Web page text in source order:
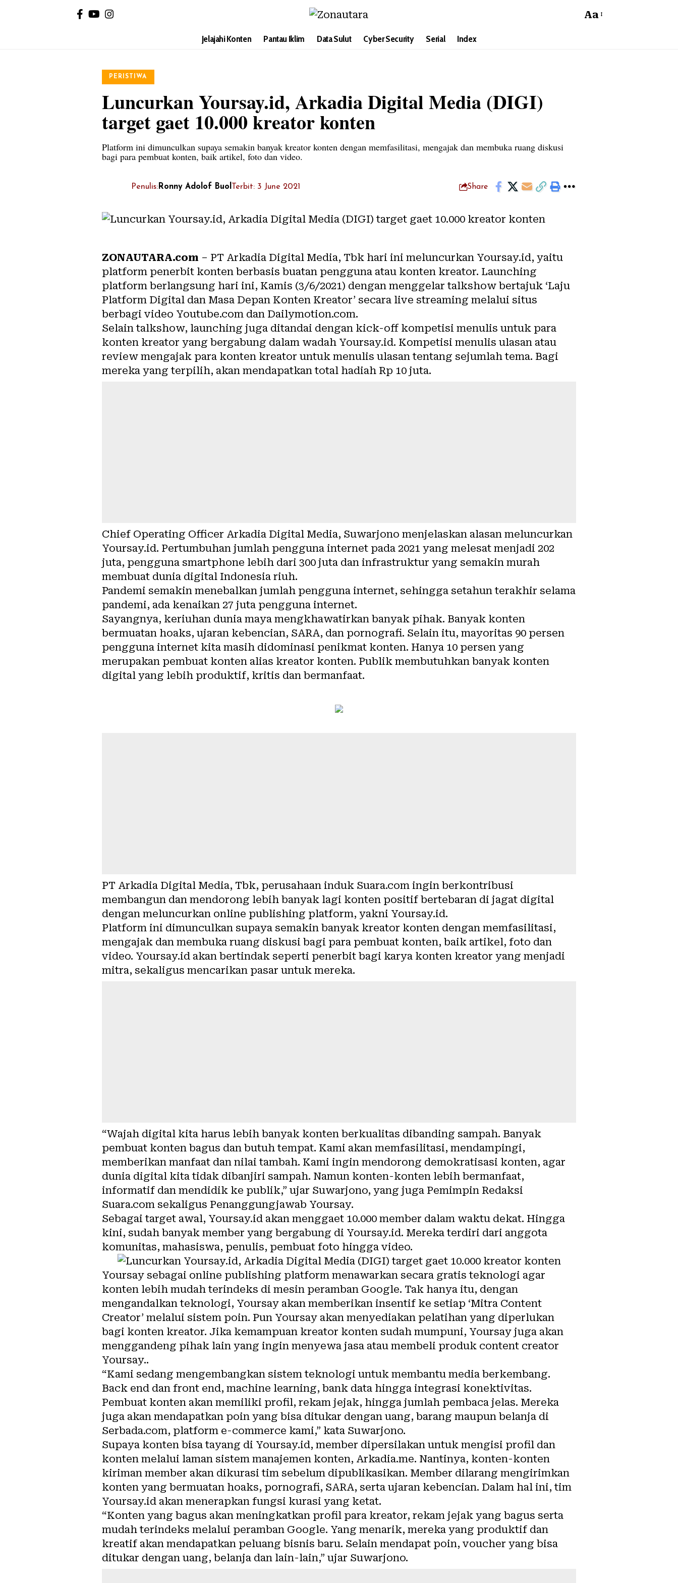
Aa
Jelajahi Konten Pantau Iklim Data Sulut Cyber Security Serial Index
PERISTIWA
Luncurkan Yoursay.id, Arkadia Digital Media (DIGI)
target gaet 10.000 kreator konten
Platform ini dimunculkan supaya semakin banyak kreator konten dengan memfasilitasi, mengajak dan membuka ruang diskusi
bagi para pembuat konten, baik artikel, foto dan video.
Penulis: Ronny Adolof Buol Terbit: 3 June 2021 Share
ZONAUTARA.com – PT Arkadia Digital Media, Tbk hari ini meluncurkan Yoursay.id, yaitu
platform penerbit konten berbasis buatan pengguna atau konten kreator. Launching
platform berlangsung hari ini, Kamis (3/6/2021) dengan menggelar talkshow bertajuk ‘Laju
Platform Digital dan Masa Depan Konten Kreator’ secara live streaming melalui situs
berbagi video Youtube.com dan Dailymotion.com.
Selain talkshow, launching juga ditandai dengan kick-off kompetisi menulis untuk para
konten kreator yang bergabung dalam wadah Yoursay.id. Kompetisi menulis ulasan atau
review mengajak para konten kreator untuk menulis ulasan tentang sejumlah tema. Bagi
mereka yang terpilih, akan mendapatkan total hadiah Rp 10 juta.
Chief Operating Officer Arkadia Digital Media, Suwarjono menjelaskan alasan meluncurkan
Yoursay.id. Pertumbuhan jumlah pengguna internet pada 2021 yang melesat menjadi 202
juta, pengguna smartphone lebih dari 300 juta dan infrastruktur yang semakin murah
membuat dunia digital Indonesia riuh.
Pandemi semakin menebalkan jumlah pengguna internet, sehingga setahun terakhir selama
pandemi, ada kenaikan 27 juta pengguna internet.
Sayangnya, keriuhan dunia maya mengkhawatirkan banyak pihak. Banyak konten
bermuatan hoaks, ujaran kebencian, SARA, dan pornografi. Selain itu, mayoritas 90 persen
pengguna internet kita masih didominasi penikmat konten. Hanya 10 persen yang
merupakan pembuat konten alias kreator konten. Publik membutuhkan banyak konten
digital yang lebih produktif, kritis dan bermanfaat.
PT Arkadia Digital Media, Tbk, perusahaan induk Suara.com ingin berkontribusi
membangun dan mendorong lebih banyak lagi konten positif bertebaran di jagat digital
dengan meluncurkan online publishing platform, yakni Yoursay.id.
Platform ini dimunculkan supaya semakin banyak kreator konten dengan memfasilitasi,
mengajak dan membuka ruang diskusi bagi para pembuat konten, baik artikel, foto dan
video. Yoursay.id akan bertindak seperti penerbit bagi karya konten kreator yang menjadi
mitra, sekaligus mencarikan pasar untuk mereka.
“Wajah digital kita harus lebih banyak konten berkualitas dibanding sampah. Banyak
pembuat konten bagus dan butuh tempat. Kami akan memfasilitasi, mendampingi,
memberikan manfaat dan nilai tambah. Kami ingin mendorong demokratisasi konten, agar
dunia digital kita tidak dibanjiri sampah. Namun konten-konten lebih bermanfaat,
informatif dan mendidik ke publik,” ujar Suwarjono, yang juga Pemimpin Redaksi
Suara.com sekaligus Penanggungjawab Yoursay.
Sebagai target awal, Yoursay.id akan menggaet 10.000 member dalam waktu dekat. Hingga
kini, sudah banyak member yang bergabung di Yoursay.id. Mereka terdiri dari anggota
komunitas, mahasiswa, penulis, pembuat foto hingga video.
Yoursay sebagai online publishing platform menawarkan secara gratis teknologi agar
konten lebih mudah terindeks di mesin peramban Google. Tak hanya itu, dengan
mengandalkan teknologi, Yoursay akan memberikan insentif ke setiap ‘Mitra Content
Creator’ melalui sistem poin. Pun Yoursay akan menyediakan pelatihan yang diperlukan
bagi konten kreator. Jika kemampuan kreator konten sudah mumpuni, Yoursay juga akan
menggandeng pihak lain yang ingin menyewa jasa atau membeli produk content creator
Yoursay..
“Kami sedang mengembangkan sistem teknologi untuk membantu media berkembang.
Back end dan front end, machine learning, bank data hingga integrasi konektivitas.
Pembuat konten akan memiliki profil, rekam jejak, hingga jumlah pembaca jelas. Mereka
juga akan mendapatkan poin yang bisa ditukar dengan uang, barang maupun belanja di
Serbada.com, platform e-commerce kami,” kata Suwarjono.
Supaya konten bisa tayang di Yoursay.id, member dipersilakan untuk mengisi profil dan
konten melalui laman sistem manajemen konten, Arkadia.me. Nantinya, konten-konten
kiriman member akan dikurasi tim sebelum dipublikasikan. Member dilarang mengirimkan
konten yang bermuatan hoaks, pornografi, SARA, serta ujaran kebencian. Dalam hal ini, tim
Yoursay.id akan menerapkan fungsi kurasi yang ketat.
“Konten yang bagus akan meningkatkan profil para kreator, rekam jejak yang bagus serta
mudah terindeks melalui peramban Google. Yang menarik, mereka yang produktif dan
kreatif akan mendapatkan peluang bisnis baru. Selain mendapat poin, voucher yang bisa
ditukar dengan uang, belanja dan lain-lain,” ujar Suwarjono.